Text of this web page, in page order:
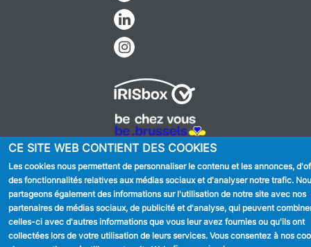
Linkedin
Instagram
MENU
FOOTER
LEGAL
Déclaration de confidentialité
Déclaration d'accessibilité
Mentions légales
Charte de bonne conduite et de
modération des réseaux sociaux
© 2026 ADMINISTRATION COMMUNALE D'ANDERLECHT Place
du Conseil 1 B-1070-Bruxelles -T:+32 2 558 08 00
CE SITE WEB CONTIENT DES COOKIES
Les cookies nous permettent de personnaliser le contenu et les annonces,
des fonctionnalités relatives aux médias sociaux et d'analyser notre trafic.
partageons également des informations sur l'utilisation de notre site avec nos
partenaires de médias sociaux, de publicité et d'analyse, qui peuvent
celles-ci avec d'autres informations que vous leur avez fournies ou qu'ils ont
collectées lors de votre utilisation de leurs services. Vous consentez à nos